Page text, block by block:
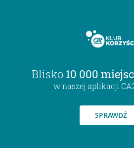
Blisko 10 000 miejsc
w naszej aplikacji
SPRAWDŹ